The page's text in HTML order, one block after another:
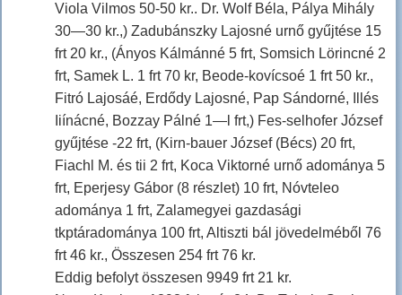
Viola Vilmos 50-50 kr.. Dr. Wolf Béla, Pálya Mihály
30—30 kr.,) Zadubánszky Lajosné urnő gyűjtése 15
frt 20 kr., (Ányos Kálmánné 5 frt, Somsich Lörincné 2
frt, Samek L. 1 frt 70 kr, Beode-kovícsoé 1 frt 50 kr.,
Fitró Lajosáé, Erdődy Lajosné, Pap Sándorné, Illés
Iiínácné, Bozzay Pálné 1—l frt,) Fes-selhofer József
gyűjtése -22 frt, (Kirn-bauer József (Bécs) 20 frt,
Fiachl M. és tii 2 frt, Koca Viktorné urnő adománya 5
frt, Eperjesy Gábor (8 részlet) 10 frt, Nóvteleo
adománya 1 frt, Zalamegyei gazdasági
tkptáradománya 100 frt, Altiszti bál jövedelméből 76
frt 46 kr., Összesen 254 frt 76 kr.
Eddig befolyt összesen 9949 frt 21 kr.